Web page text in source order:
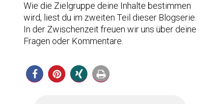
Wie die Zielgruppe deine Inhalte bestimmen
wird, liest du im zweiten Teil dieser Blogserie.
In der Zwischenzeit freuen wir uns über deine
Fragen oder Kommentare.